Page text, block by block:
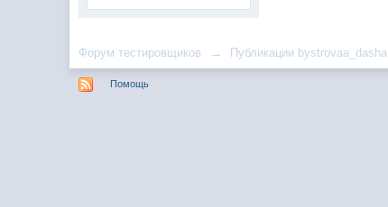
Форум тестировщиков → Публикации bystrovaa_dasha
Помощь